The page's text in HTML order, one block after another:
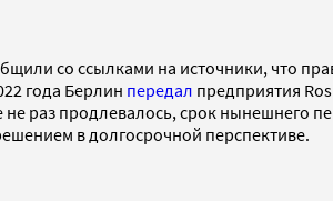
со ссылками на источники, что
года Берлин передал предприятия
не раз продлевалось, срок нынешнего
в долгосрочной перспективе.